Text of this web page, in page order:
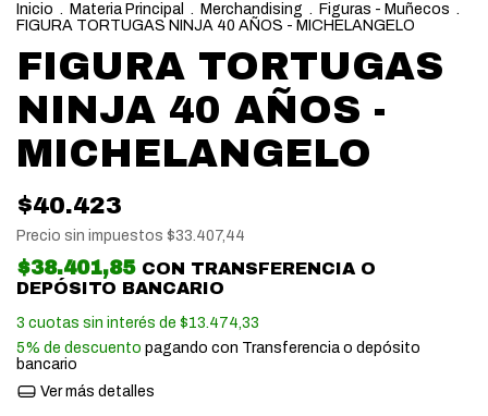
Inicio . Materia Principal . Merchandising . Figuras - Muñecos .
FIGURA TORTUGAS NINJA 40 AÑOS - MICHELANGELO
FIGURA TORTUGAS
NINJA 40 AÑOS -
MICHELANGELO
$40.423
Precio sin impuestos $33.407,44
$38.401,85 CON TRANSFERENCIA O
DEPÓSITO BANCARIO
3 cuotas sin interés de $13.474,33
5% de descuento pagando con Transferencia o depósito
bancario
Ver más detalles